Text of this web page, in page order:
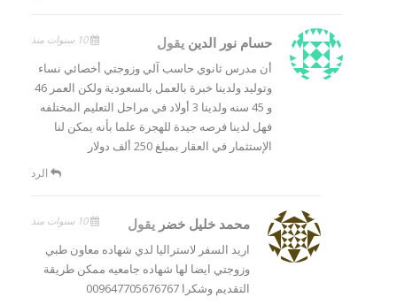
حسام نور الدينيقول 10 سنوات منذ
أن مدرس ثانوي حاسب آلي وزوجتي أخصائي نساء
وتوليد ولدينا خبرة بالعمل بالسعودية ولكن العمر 46
و 45 سنه ولدينا 3 أولاد في مراحل التعليم المختلفه
فهل لدينا فرصه جيدة للهجرة علما بأنه يمكن لنا
الإستثمار في العقار بمبلغ 250 ألف دولار
الرد
محمد خليل خضريقول 10 سنوات منذ
اريد السفر لاستراليا لدي شهاده معاون طبي
وزوجتي ايضا لها شهاده جامعيه ممكن طريقة
التقديم وشكرا 009647705676767